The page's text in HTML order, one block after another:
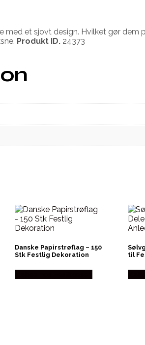
med et sjovt design. Hvilket gør
Produkt ID. 24373
Danske Papirstrøflag – 150
Stk Festlig Dekoration
til